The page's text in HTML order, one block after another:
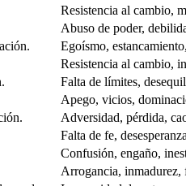
Resistencia al cambio,
Abuso de poder,
Egoísmo,
Resistencia al cambio,
Falta de límites,
Apego, vicios,
Adversidad, pérdida,
Falta de fe,
Confusión, engaño,
Arrogancia, inmadurez,